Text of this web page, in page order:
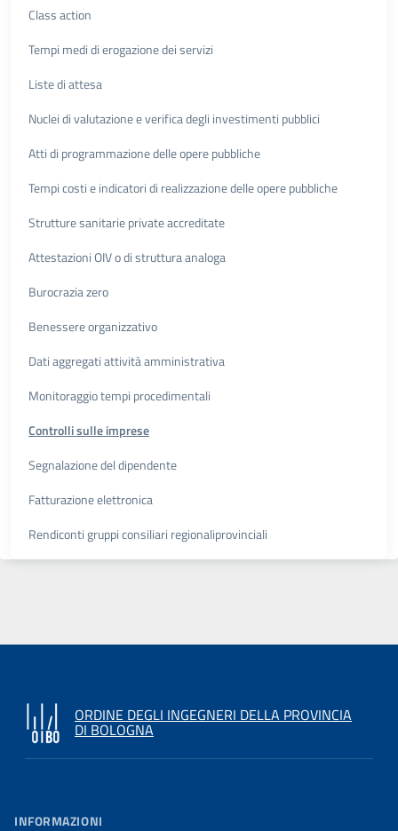
Class action
Tempi medi di erogazione dei servizi
Liste di attesa
Nuclei di valutazione e verifica degli investimenti pubblici
Atti di programmazione delle opere pubbliche
Tempi costi e indicatori di realizzazione delle opere pubbliche
Strutture sanitarie private accreditate
Attestazioni OIV o di struttura analoga
Burocrazia zero
Benessere organizzativo
Dati aggregati attività amministrativa
Monitoraggio tempi procedimentali
Controlli sulle imprese
Segnalazione del dipendente
Fatturazione elettronica
Rendiconti gruppi consiliari regionaliprovinciali
ORDINE DEGLI INGEGNERI DELLA PROVINCIA
DI BOLOGNA
INFORMAZIONI